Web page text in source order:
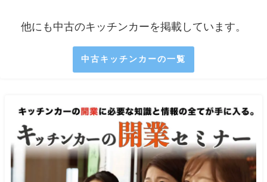
他にも中古のキッチンカーを掲載しています。
中古キッチンカーの一覧